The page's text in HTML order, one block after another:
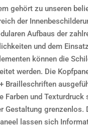
gehört zu unseren
der
Aufbaus der
und dem
können die
werden. Die
Brailleschriften
Farben und Texturdruck
Gestaltung grenzenlos.
lassen sich